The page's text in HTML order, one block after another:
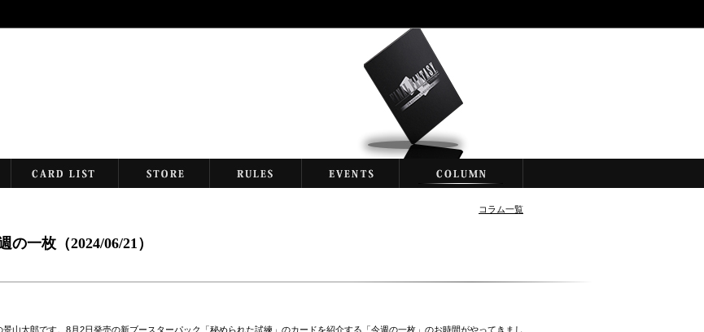
コラム一覧
一枚（2024/06/21）
山太郎です。 8月2日発売の新ブースターパック「秘められた試練」 のカードを紹介する「今週の一枚」のお時間がやってきまし